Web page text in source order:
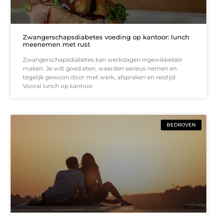
Zwangerschapsdiabetes voeding op kantoor: lunch
meenemen met rust
Zwangerschapsdiabetes kan werkdagen ingewikkelder
maken. Je wilt goed eten, waarden serieus nemen en
tegelijk gewoon door met werk, afspraken en reistijd.
Vooral lunch op kantoor
BEDRIJVEN